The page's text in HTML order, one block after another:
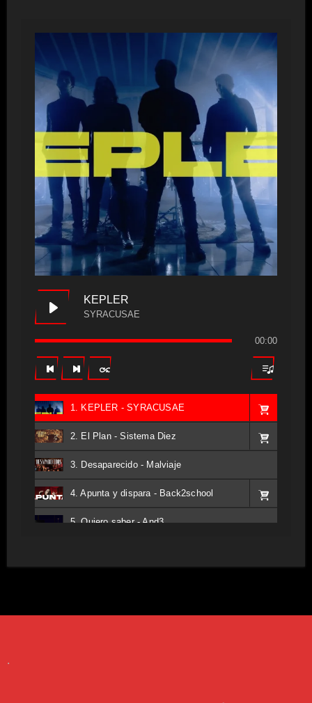
KEPLER
SYRACUSAE
00:00
1. KEPLER - SYRACUSAE
2. El Plan - Sistema Diez
3. Desaparecido - Malviaje
4. Apunta y dispara - Back2school
5. Quiero saber - And3
.